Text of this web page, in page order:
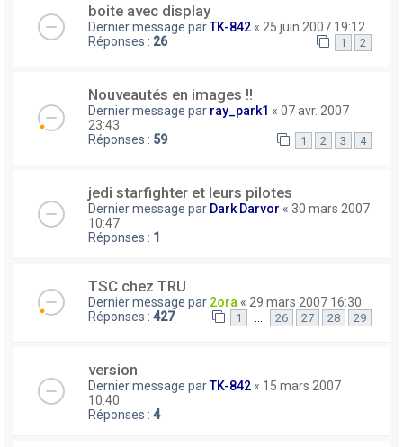
boite avec display
Dernier message parTK-842 « 25 juin 2007 19:12
Réponses : 26 1 2
Nouveautés en images !!
Dernier message par ray_park1 « 07 avr. 2007
23:43
Réponses : 59 1 2 3 4
jedi starfighter et leurs pilotes
Dernier message par Dark Darvor « 30 mars 2007
10:47
Réponses : 1
TSC chez TRU
Dernier message par 2ora « 29 mars 2007 16:30
Réponses : 427 1 … 26 27 28 29
version
Dernier message parTK-842 « 15 mars 2007
10:40
Réponses : 4